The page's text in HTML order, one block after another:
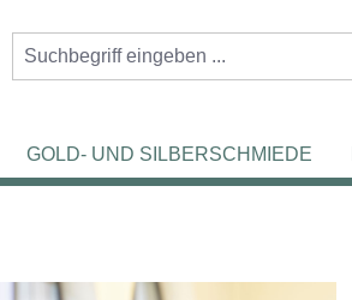
GOLD- UND SILBERSCHMIEDE